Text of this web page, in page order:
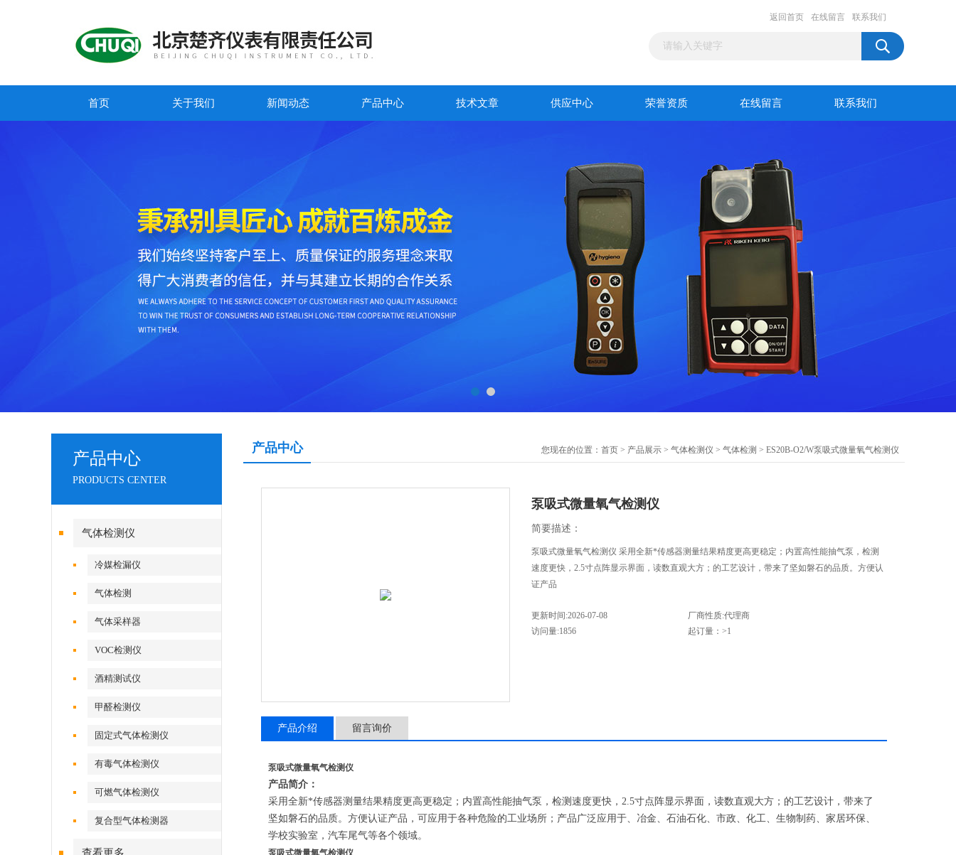
返回首页 在线留言 联系我们
首页 关于我们 新闻动态 产品中心 技术文章 供应中心 荣誉资质 在线留言 联系我们
产品中心
PRODUCTS CENTER
气体检测仪
冷媒检漏仪
气体检测
气体采样器
VOC检测仪
酒精测试仪
甲醛检测仪
固定式气体检测仪
有毒气体检测仪
可燃气体检测仪
复合型气体检测器
产品中心 您现在的位置： 首页 > 产品展示 > 气体检测仪 > 气体检测 > ES20B-O2/W泵吸式微量氧气检测仪
泵吸式微量氧气检测仪
简要描述：
泵吸式微量氧气检测仪 采用全新*传感器测量结果精度更高更稳定；内置高性能抽气泵，检测
速度更快，2.5寸点阵显示界面，读数直观大方；的工艺设计，带来了坚如磐石的品质。方便认
证产品
更新时间:2026-07-08
厂商性质:代理商
访问量:1856
起订量：>1
产品介绍 留言询价
泵吸式微量氧气检测仪
产品简介：
采用全新*传感器测量结果精度更高更稳定；内置高性能抽气泵，检测速度更快，2.5寸点阵显示界面，读数直观大方；的工艺设计，带来了
坚如磐石的品质。方便认证产品，可应用于各种危险的工业场所；产品广泛应用于、冶金、石油石化、市政、化工、生物制药、家居环保、
学校实验室，汽车尾气等各个领域。
泵吸式微量氧气检测仪